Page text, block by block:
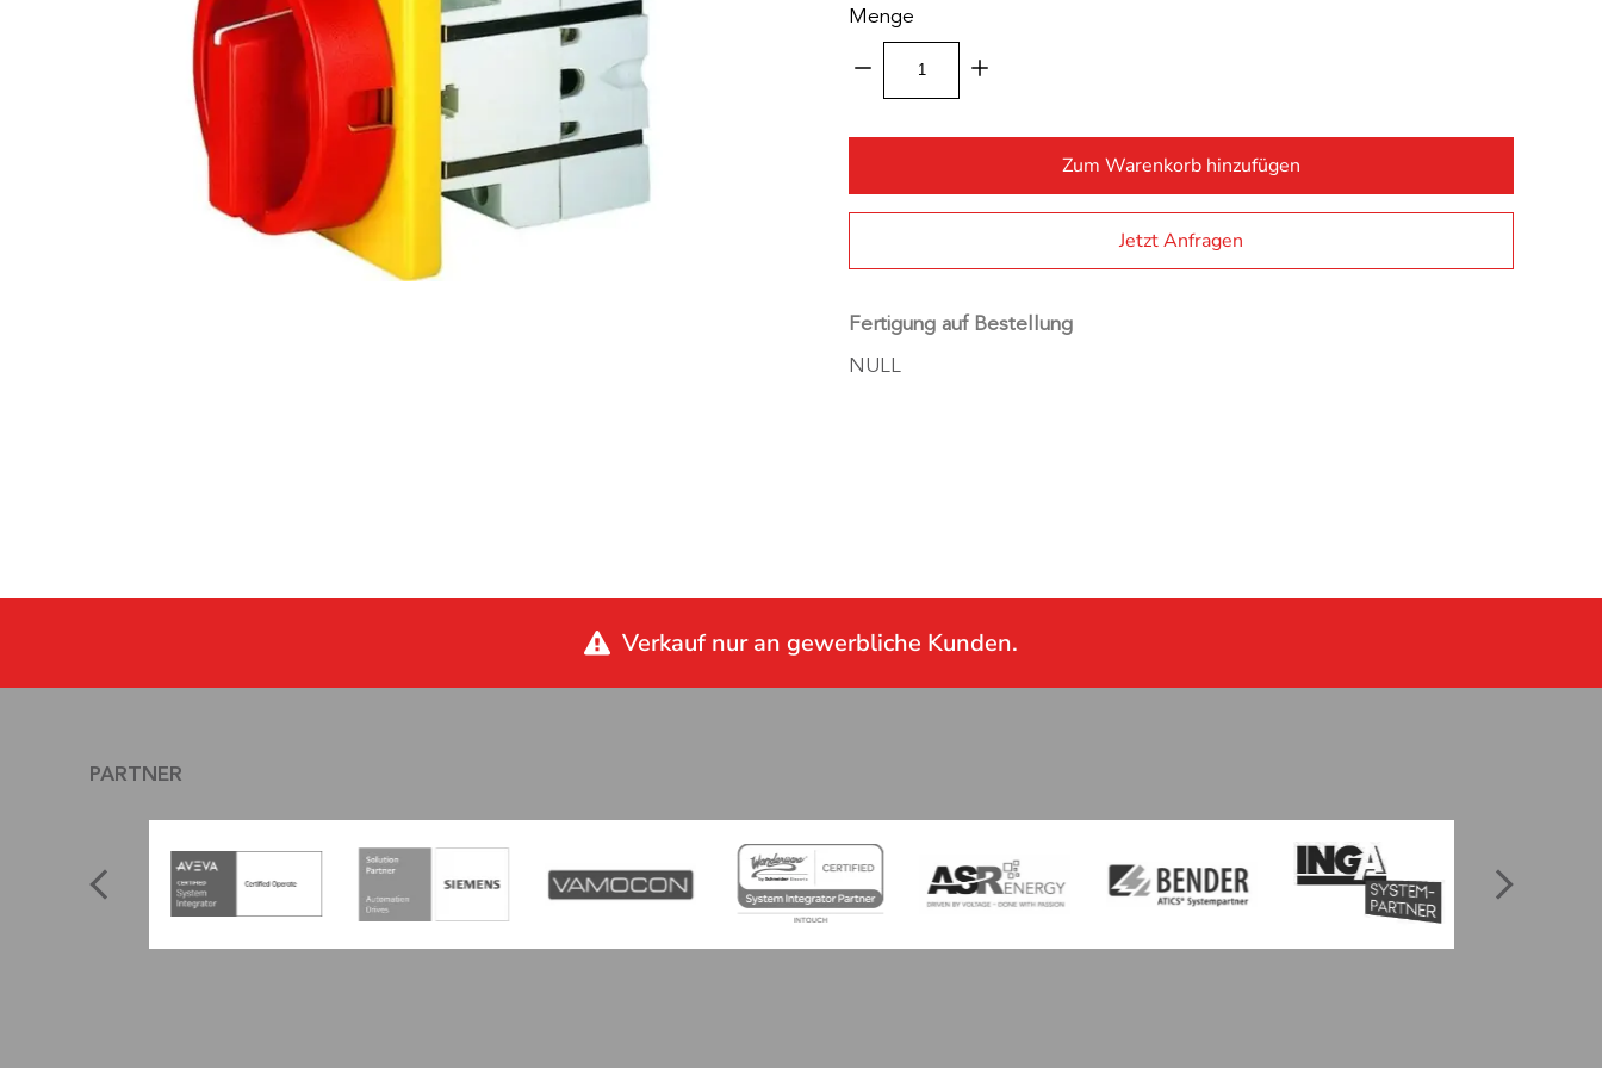
Menge
D-
Zum Warenkorb hinzufügen
Jetzt Anfragen
Fertigung auf Bestellung
NULL
Verkauf nur an gewerbliche Kunden.
PARTNER